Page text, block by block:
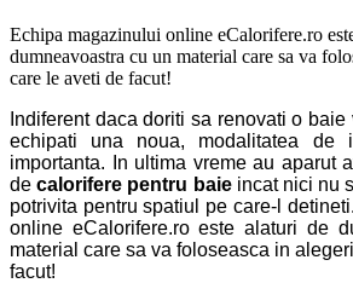
Echipa magazinului online eCalorifere.ro
dumneavoastra cu un material care sa va
care le aveti de facut!
Indiferent daca doriti sa renovati o
echipati una noua, modalitatea de
importanta. In ultima vreme au aparut
decalorifere pentru baieincat nici nu
potrivita pentru spatiul pe care-l
online eCalorifere.ro este alaturi de
material care sa va foloseasca in
facut!